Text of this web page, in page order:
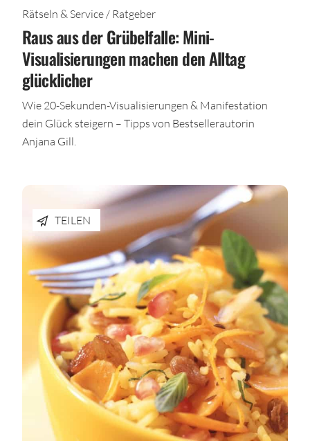
Rätseln & Service / Ratgeber
Raus aus der Grübelfalle: Mini-
Visualisierungen machen den Alltag
glücklicher
Wie 20-Sekunden-Visualisierungen & Manifestation
dein Glück steigern – Tipps von Bestsellerautorin
Anjana Gill.
TEILEN